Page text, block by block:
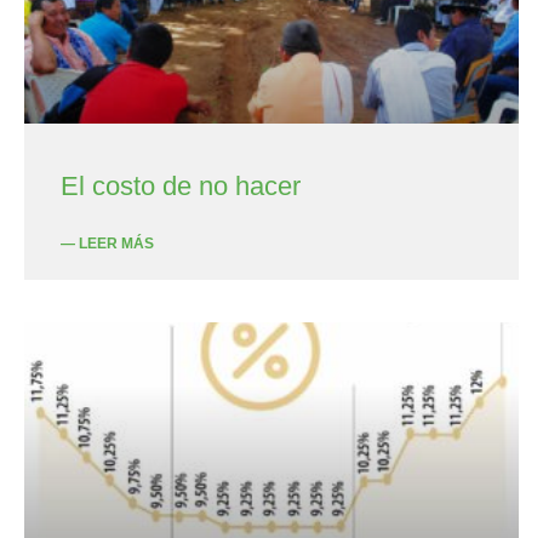
El costo de no hacer
— LEER MÁS